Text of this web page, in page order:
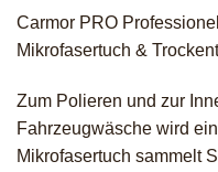
Carmor PRO
Mikrofasertuch &
Zum Polieren und zur
Fahrzeugwäsche wird
Mikrofasertuch sammelt